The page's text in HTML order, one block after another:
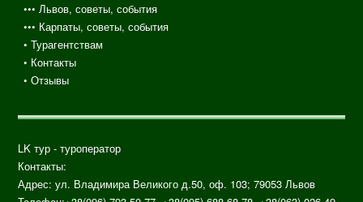
••• Львов, советы, события
••• Карпаты, советы, события
•Турагентствам
• Контакты
•Отзывы
LK тур - туроператор
Контакты:
Адрес: ул. Владимира Великого д.50, оф. 103; 79053 Львов